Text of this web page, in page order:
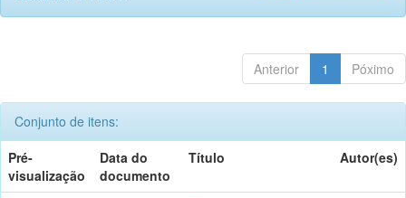
Anterior 1 Póximo
Conjunto de itens:
Pré-
visualização
Data do
documento
Título Autor(es)